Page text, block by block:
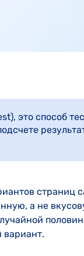
это способ
страниц
а не
вариант.